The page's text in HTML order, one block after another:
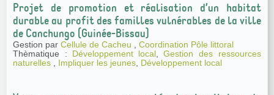
Projet de promotion et réalisation d’un habitat
durable au profit des familles vulnérables de la ville
de Canchungo (Guinée-Bissau)
Gestion par Cellule de Cacheu
Coordination Pôle littoral
Thèmatique : Développement local
Gestion des ressources
naturelles
Impliquer les jeunes Développement local